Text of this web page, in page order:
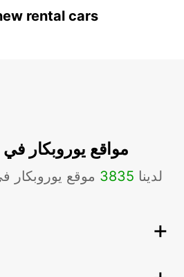
rental cars
مواقع يوروبكار في
لدينا 3835 موقع يوروبكار